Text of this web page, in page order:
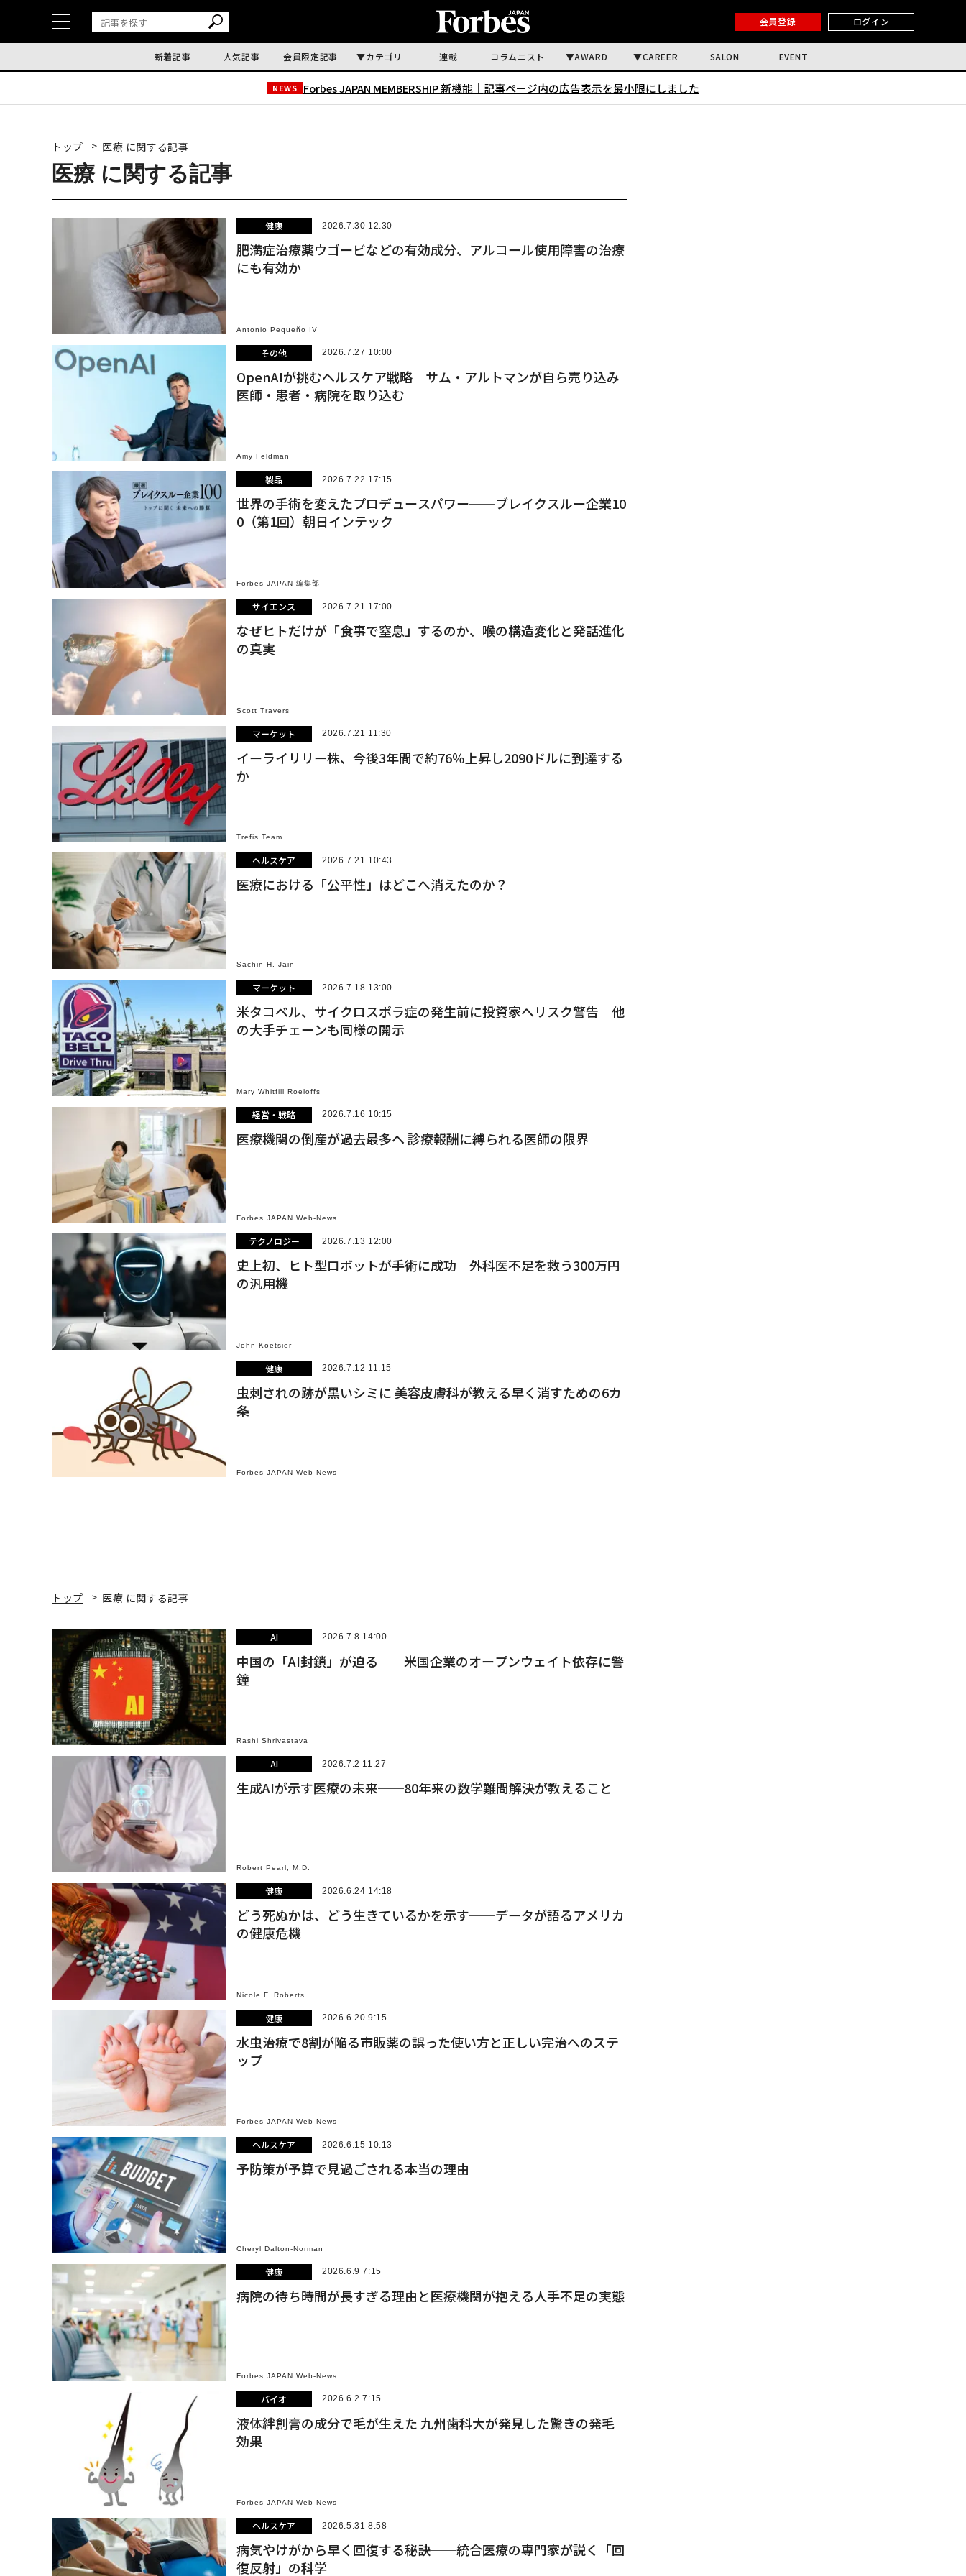
会員登録 ログイン
新着記事 人気記事 会員限定記事 カテゴリ 連載 コラムニスト AWARD CAREER SALON EVENT
NEWS Forbes JAPAN MEMBERSHIP 新機能｜ 記事ページ内の広告表示を最小限にしました
トップ 医療 に関する記事
医療 に関する記事
健康 2026.7.30 12:30
肥満症治療薬ウゴービなどの有効成分、アルコール使用障害の治療
にも有効か
Antonio Pequeño IV
その他 2026.7.27 10:00
OpenAIが挑むヘルスケア戦略 サム・アルトマンが自ら売り込み
医師・患者・病院を取り込む
Amy Feldman
製品 2026.7.22 17:15
世界の手術を変えたプロデュースパワー──ブレイクスルー企業10
0（第1回）朝日インテック
Forbes JAPAN 編集部
サイエンス 2026.7.21 17:00
なぜヒトだけが「食事で窒息」するのか、喉の構造変化と発話進化
の真実
Scott Travers
マーケット 2026.7.21 11:30
イーライリリー株、今後3年間で約76％上昇し2090ドルに到達する
か
Trefis Team
ヘルスケア 2026.7.21 10:43
医療における「公平性」はどこへ消えたのか？
Sachin H. Jain
マーケット 2026.7.18 13:00
米タコベル、サイクロスポラ症の発生前に投資家へリスク警告 他
の大手チェーンも同様の開示
Mary Whitfill Roeloffs
経営・戦略 2026.7.16 10:15
医療機関の倒産が過去最多へ 診療報酬に縛られる医師の限界
Forbes JAPAN Web-News
テクノロジー 2026.7.13 12:00
史上初、ヒト型ロボットが手術に成功 外科医不足を救う300万円
の汎用機
John Koetsier
健康 2026.7.12 11:15
虫刺されの跡が黒いシミに 美容皮膚科が教える早く消すための6カ
条
Forbes JAPAN Web-News
トップ 医療 に関する記事
AI 2026.7.8 14:00
中国の「AI封鎖」が迫る──米国企業のオープンウェイト依存に警
鐘
Rashi Shrivastava
AI 2026.7.2 11:27
生成AIが示す医療の未来──80年来の数学難問解決が教えること
Robert Pearl, M.D.
健康 2026.6.24 14:18
どう死ぬかは、どう生きているかを示す──データが語るアメリカ
の健康危機
Nicole F. Roberts
健康 2026.6.20 9:15
水虫治療で8割が陥る市販薬の誤った使い方と正しい完治へのステ
ップ
Forbes JAPAN Web-News
ヘルスケア 2026.6.15 10:13
予防策が予算で見過ごされる本当の理由
Cheryl Dalton-Norman
健康 2026.6.9 7:15
病院の待ち時間が長すぎる理由と医療機関が抱える人手不足の実態
Forbes JAPAN Web-News
バイオ 2026.6.2 7:15
液体絆創膏の成分で毛が生えた 九州歯科大が発見した驚きの発毛
効果
Forbes JAPAN Web-News
ヘルスケア 2026.5.31 8:58
病気やけがから早く回復する秘訣──統合医療の専門家が説く「回
復反射」の科学